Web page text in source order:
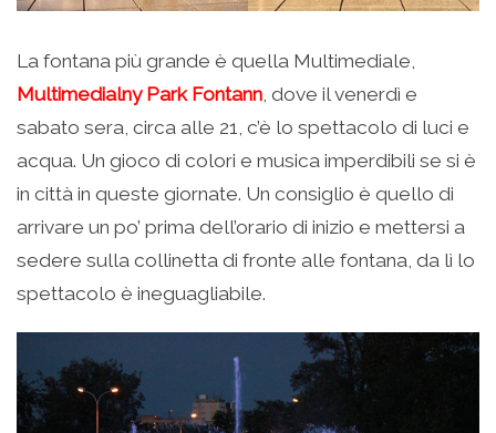
La fontana più grande è quella Multimediale,
Multimedialny Park Fontann , dove il venerdì e
sabato sera, circa alle 21, c’è lo spettacolo di luci e
acqua. Un gioco di colori e musica imperdibili se si è
in città in queste giornate. Un consiglio è quello di
arrivare un po’ prima dell’orario di inizio e mettersi a
sedere sulla collinetta di fronte alle fontana, da lì lo
spettacolo è ineguagliabile.